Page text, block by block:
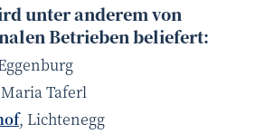
unter anderem von
Betrieben beliefert:
Taferl
, Lichtenegg